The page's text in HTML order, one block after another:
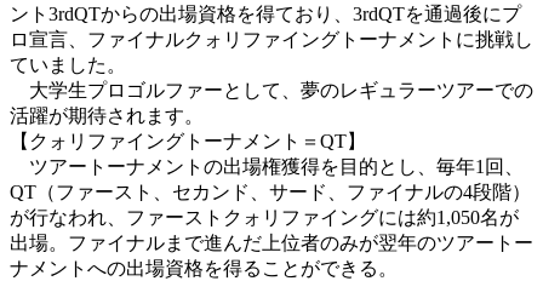
ント3rdQTからの出場資格を得ており、3rdQTを通過後にプ
ロ宣言、ファイナルクォリファイングトーナメントに挑戦し
ていました。
大学生プロゴルファーとして、夢のレギュラーツアーでの
活躍が期待されます。
【クォリファイングトーナメント＝QT】
ツアートーナメントの出場権獲得を目的とし、毎年1回、
QT（ファースト、セカンド、サード、ファイナルの4段階）
が行なわれ、ファーストクォリファイングには約1,050名が
出場。ファイナルまで進んだ上位者のみが翌年のツアートー
ナメントへの出場資格を得ることができる。